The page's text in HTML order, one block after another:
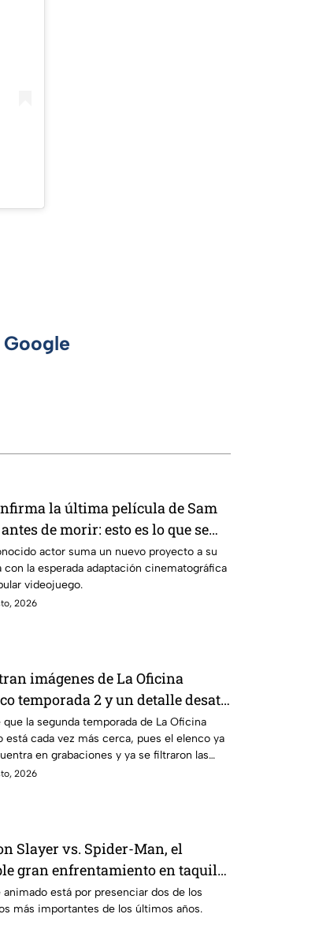
la última película de Sam
de morir: esto es lo que se
ahora
actor suma un nuevo proyecto a su
con la esperada adaptación cinematográfica
videojuego.
2026
imágenes de La Oficina
temporada 2 y un detalle desata
entre los fans
que la segunda temporada de La Oficina
está cada vez más cerca, pues el elenco ya
en grabaciones y ya se filtraron las
imágenes del set.
2026
Slayer vs. Spider-Man, el
gran enfrentamiento en taquilla
animado está por presenciar dos de los
más importantes de los últimos años.